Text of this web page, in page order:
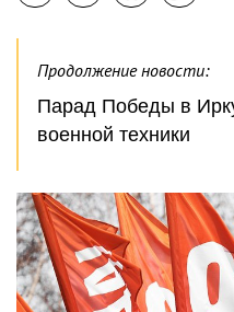
Продолжение новости:
Парад Победы в
военной техники